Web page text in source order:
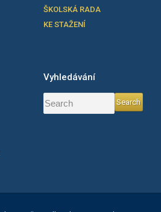
ŠKOLSKÁ RADA
KE STAŽENÍ
Vyhledávání